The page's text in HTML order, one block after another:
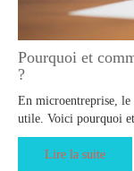
Pourquoi et
?
En microentreprise, le
utile. Voici pourquoi
Lire la suite